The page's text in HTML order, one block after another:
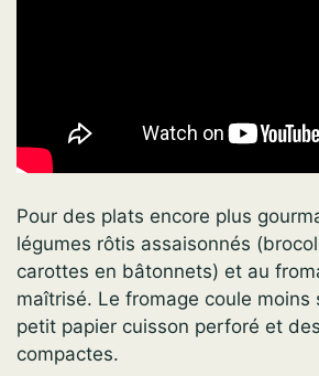
Pour des plats encore plus
légumes rôtis assaisonnés
carottes en bâtonnets) et au
maîtrisé. Le fromage coule moins
petit papier cuisson perforé et
compactes.